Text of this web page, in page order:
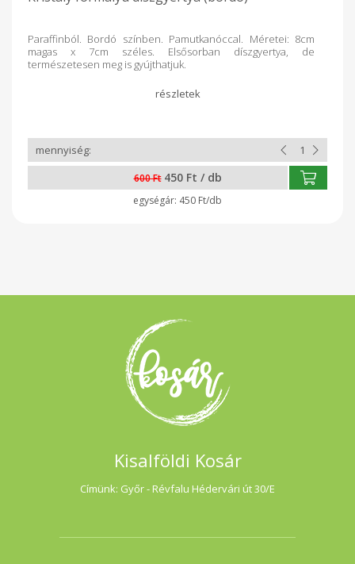
Paraffinból. Bordó színben. Pamutkanóccal. Méretei: 8cm
magas x 7cm széles. Elsősorban díszgyertya, de
természetesen meg is gyújthatjuk.
600 Ft 450 Ft / db
450 Ft/db
Kisalföldi Kosár
Címünk: Győr - Révfalu Hédervári út 30/E